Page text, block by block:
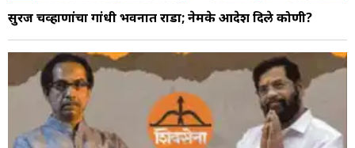
सुरज चव्हाणांचा गांधी भवनात राडा; नेमके आदेश दिले कोणी?